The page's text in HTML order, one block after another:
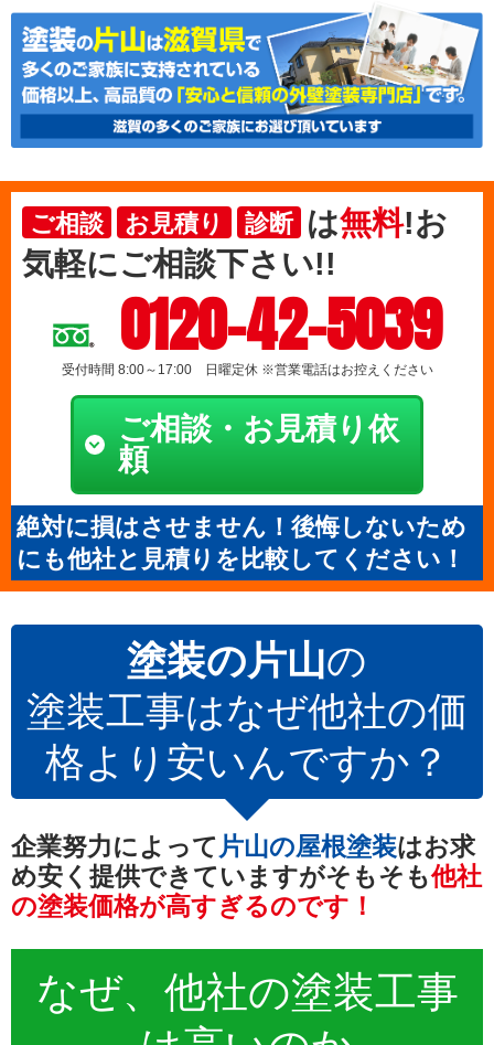
ご相談 お見積り 診断 は無料!お
気軽にご相談下さい!!
0120-42-5039
受付時間 8:00～17:00 日曜定休 ※営業電話はお控えください
ご相談・お見積り依
頼
絶対に損はさせません！後悔しないため
にも他社と見積りを比較してください！
塗装の片山の
塗装工事はなぜ他社の価
格より安いんですか？
企業努力によって片山の屋根塗装はお求
め安く提供できていますがそもそも他社
の塗装価格が高すぎるのです！
なぜ、他社の塗装工事